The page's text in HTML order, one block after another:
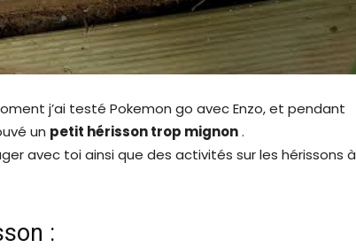
j’ai testé Pokemon go avec Enzo, et pendant
un petit hérisson trop mignon.
avec toi ainsi que des activités sur les hérissons à
: